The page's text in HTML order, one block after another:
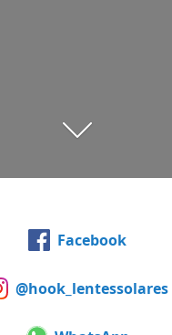
Facebook
@hook_lentessolares